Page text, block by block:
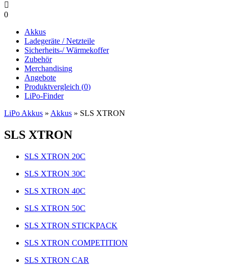

0
Akkus
Ladegeräte / Netzteile
Sicherheits-/ Wärmekoffer
Zubehör
Merchandising
Angebote
Produktvergleich (0)
LiPo-Finder
LiPo Akkus » Akkus » SLS XTRON
SLS XTRON
SLS XTRON 20C
SLS XTRON 30C
SLS XTRON 40C
SLS XTRON 50C
SLS XTRON STICKPACK
SLS XTRON COMPETITION
SLS XTRON CAR